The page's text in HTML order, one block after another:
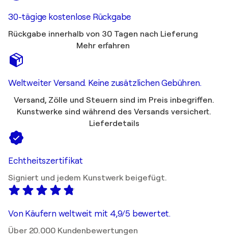
30-tägige kostenlose Rückgabe
Rückgabe innerhalb von 30 Tagen nach Lieferung
Mehr erfahren
Weltweiter Versand. Keine zusätzlichen Gebühren.
Versand, Zölle und Steuern sind im Preis inbegriffen.
Kunstwerke sind während des Versands versichert.
Lieferdetails
Echtheitszertifikat
Signiert und jedem Kunstwerk beigefügt.
Von Käufern weltweit mit 4,9/5 bewertet.
Über 20.000 Kundenbewertungen